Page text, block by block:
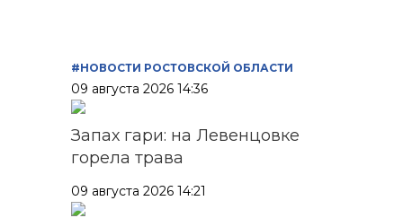
#НОВОСТИ РОСТОВСКОЙ ОБЛАСТИ
09 августа 2026 14:36
Запах гари: на Левенцовке
горела трава
09 августа 2026 14:21